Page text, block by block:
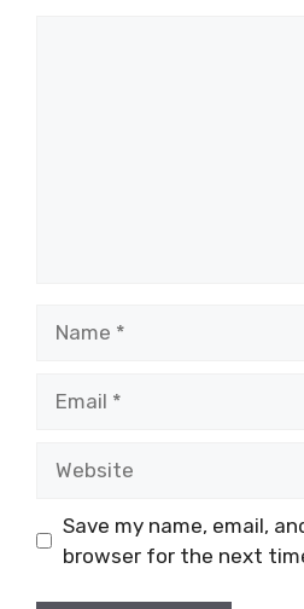
Save my name, email,
browser for the next